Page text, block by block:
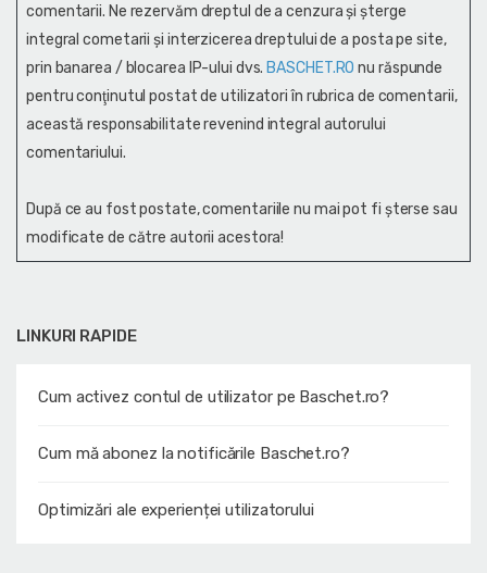
LINKURI RAPIDE
Cum activez contul de utilizator pe Baschet.ro?
Cum mă abonez la notificările Baschet.ro?
Optimizări ale experienței utilizatorului
comentarii. Ne rezervăm dreptul de a cenzura și şterge
integral cometarii și interzicerea dreptului de a posta pe site,
prin banarea / blocarea IP-ului dvs. BASCHET.RO nu răspunde
pentru conţinutul postat de utilizatori în rubrica de comentarii,
această responsabilitate revenind integral autorului
comentariului.
După ce au fost postate, comentariile nu mai pot fi șterse sau
modificate de către autorii acestora!